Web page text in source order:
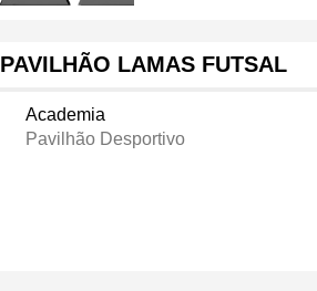
PAVILHÃO LAMAS FUTSAL
Academia
Pavilhão Desportivo